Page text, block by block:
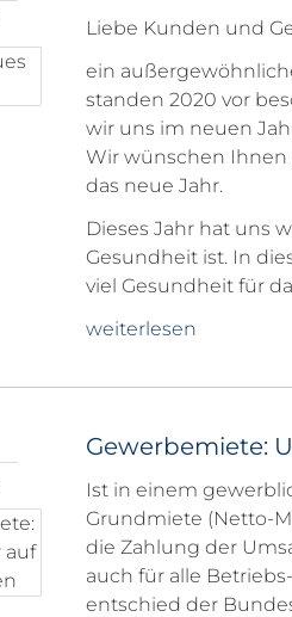
Liebe Kunden und
ein
standen 2020 vor
wir uns im neuen
Wir wünschen
das neue Jahr.
Dieses Jahr hat uns
Gesundheit ist. In
viel Gesundheit für
weiterlesen
Gewerbemiete:
Ist in einem
Grundmiete (Netto-
die Zahlung der
auch für alle
entschied der